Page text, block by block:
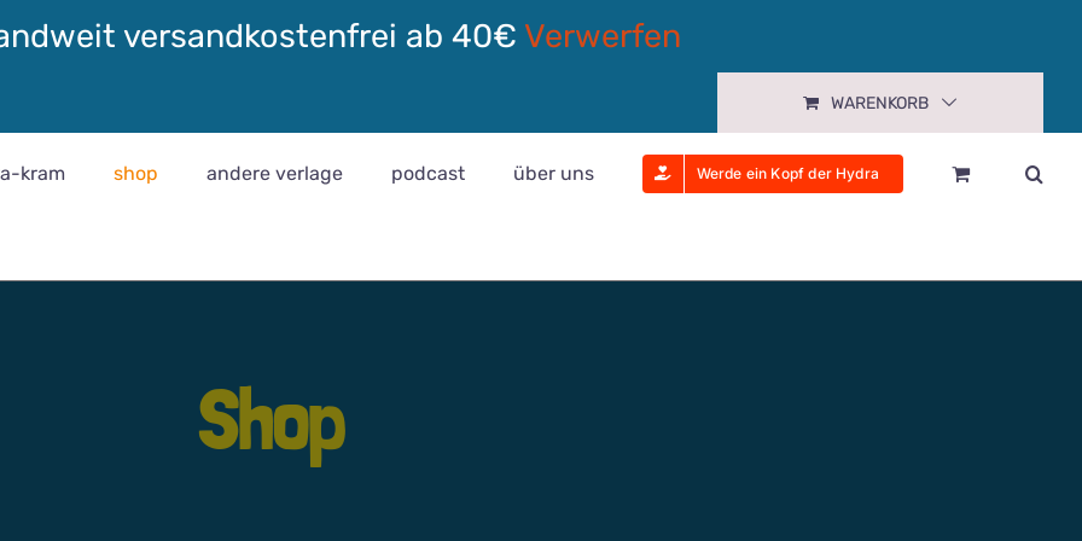
versandkostenfrei ab 40€ Verwerfen
WARENKORB
kram shop andere verlage podcast über uns Werde ein Kopf der Hydra
Shop